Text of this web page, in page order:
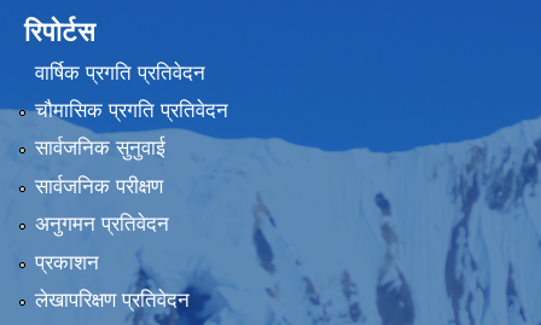
रिपोर्टस
वार्षिक प्रगति प्रतिवेदन
चौमासिक प्रगति प्रतिवेदन
सार्वजनिक सुनुवाई
सार्वजनिक परीक्षण
अनुगमन प्रतिवेदन
प्रकाशन
लेखापरिक्षण प्रतिवेदन